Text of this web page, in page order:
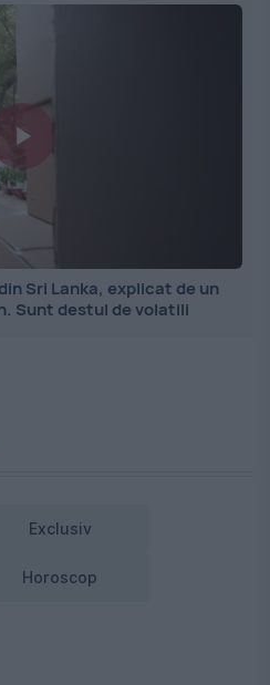
Sri Lanka, explicat de un
Sunt destul de volatili
Exclusiv
Horoscop